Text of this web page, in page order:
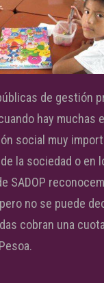
de gestión
hay muchas
social muy
la sociedad o en
SADOP
no se puede
cobran una